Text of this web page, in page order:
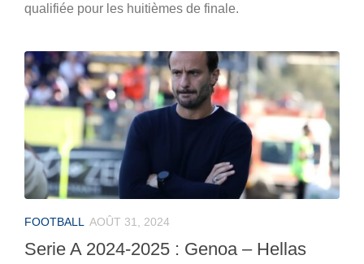
qualifiée pour les huitièmes de finale.
FOOTBALL AOÛT 31, 2024
Serie A 2024-2025 : Genoa – Hellas